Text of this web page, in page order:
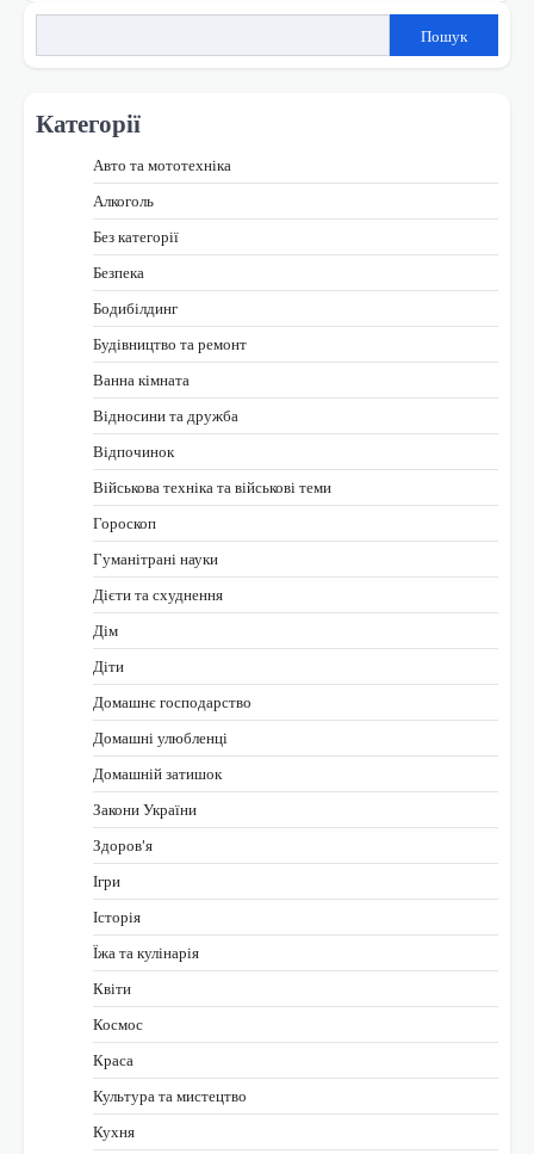
Пошук
Категорії
Авто та мототехніка
Алкоголь
Без категорії
Безпека
Бодибілдинг
Будівництво та ремонт
Ванна кімната
Відносини та дружба
Відпочинок
Військова техніка та військові теми
Гороскоп
Гуманітрані науки
Дієти та схуднення
Дім
Діти
Домашнє господарство
Домашні улюбленці
Домашній затишок
Закони України
Здоров'я
Ігри
Історія
Їжа та кулінарія
Квіти
Космос
Краса
Культура та мистецтво
Кухня